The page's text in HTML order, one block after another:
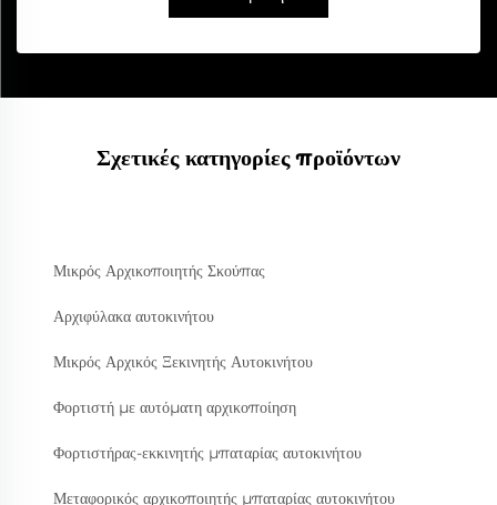
Σχετικές κατηγορίες προϊόντων
Μικρός Αρχικοποιητής Σκούπας
Αρχιφύλακα αυτοκινήτου
Μικρός Αρχικός Ξεκινητής Αυτοκινήτου
Φορτιστή με αυτόματη αρχικοποίηση
Φορτιστήρας-εκκινητής μπαταρίας αυτοκινήτου
Μεταφορικός αρχικοποιητής μπαταρίας αυτοκινήτου